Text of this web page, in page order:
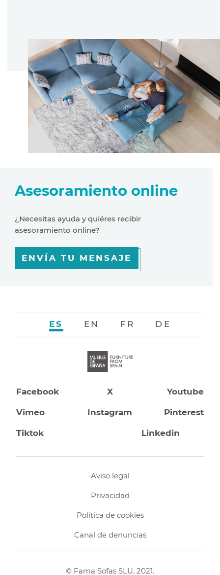
Asesoramiento online
¿Necesitas ayuda y quiéres recibir
asesoramiento online?
ENVÍA TU MENSAJE
Facebook X Youtube
Vimeo Instagram Pinterest
Tiktok Linkedin
ES EN FR DE
© Fama Sofas SLU, 2021.
Aviso legal
Privacidad
Política de cookies
Canal de denuncias